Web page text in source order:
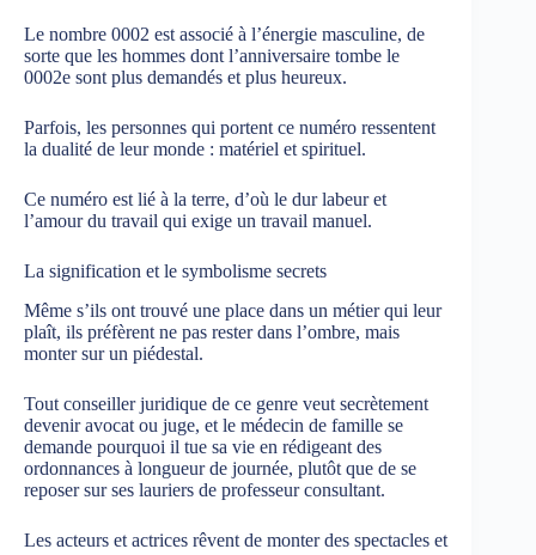
Le nombre 0002 est associé à l’énergie masculine, de
sorte que les hommes dont l’anniversaire tombe le
0002e sont plus demandés et plus heureux.
Parfois, les personnes qui portent ce numéro ressentent
la dualité de leur monde : matériel et spirituel.
Ce numéro est lié à la terre, d’où le dur labeur et
l’amour du travail qui exige un travail manuel.
La signification et le symbolisme secrets
Même s’ils ont trouvé une place dans un métier qui leur
plaît, ils préfèrent ne pas rester dans l’ombre, mais
monter sur un piédestal.
Tout conseiller juridique de ce genre veut secrètement
devenir avocat ou juge, et le médecin de famille se
demande pourquoi il tue sa vie en rédigeant des
ordonnances à longueur de journée, plutôt que de se
reposer sur ses lauriers de professeur consultant.
Les acteurs et actrices rêvent de monter des spectacles et